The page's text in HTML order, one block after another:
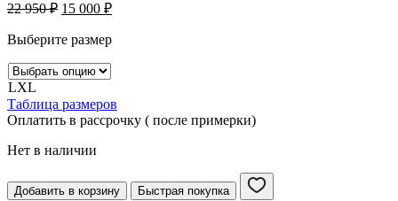
22 950₽ 15 000 ₽
Выберите размер
LXL
Таблица размеров
Оплатить в рассрочку ( после примерки)
Нет в наличии
Добавить в корзину Быстрая покупка